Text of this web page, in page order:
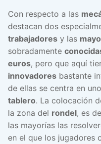
Con respecto a las
destacan dos
trabajadores y las
sobradamente
euros, pero que aquí
innovadores bastante
de ellas se centra en
tablero. La colocación
la zona del rondel, es
las mayorías las
en el que los jugadores